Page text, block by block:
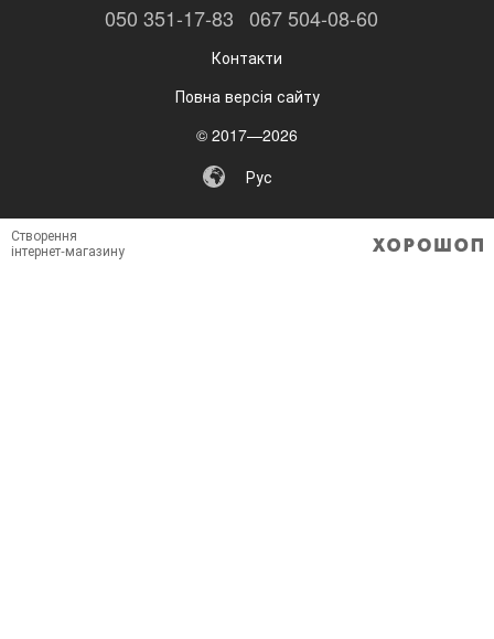
050 351-17-83 067 504-08-60
Контакти
Повна версія сайту
© 2017—2026
Рус
Створення
інтернет-магазину